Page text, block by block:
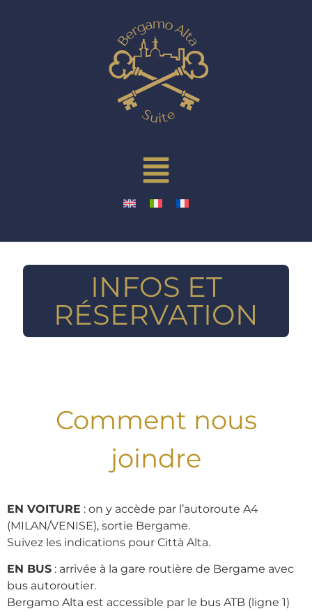
INFOS ET
RÉSERVATION
Comment nous
joindre
EN VOITURE : on y accède par l’autoroute A4
(MILAN/VENISE), sortie Bergame.
Suivez les indications pour Città Alta.
EN BUS : arrivée à la gare routière de Bergame avec
bus autoroutier.
Bergamo Alta est accessible par le bus ATB (ligne 1)